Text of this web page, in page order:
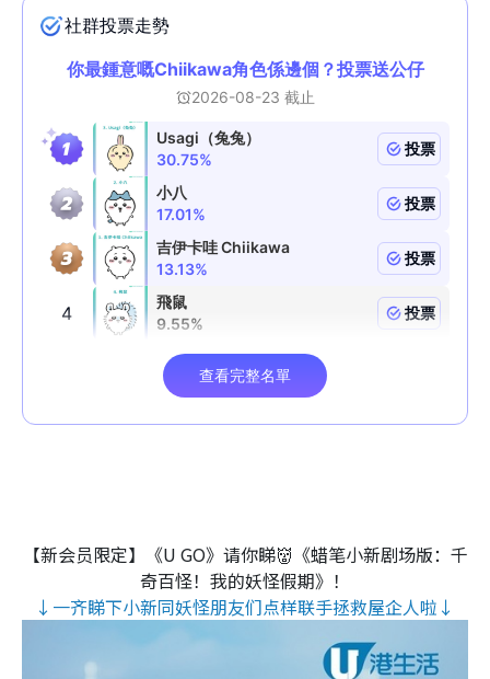
【新会员限定】《U GO》请你睇👹《蜡笔小新剧场版：千
奇百怪！我的妖怪假期》！
↓一齐睇下小新同妖怪朋友们点样联手拯救屋企人啦↓